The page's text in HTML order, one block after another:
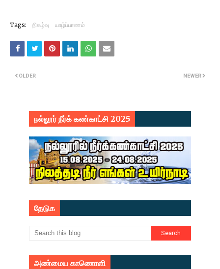
Tags: நிகழ்வு யாழ்ப்பாணம்
NEWER
OLDER
நல்லூர் நீர்க் கண்காட்சி 2025
தேடுக
அண்மைய காணொளி